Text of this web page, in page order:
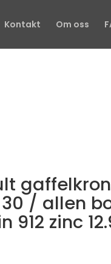
Kontakt Om oss
/ allen
912 zinc